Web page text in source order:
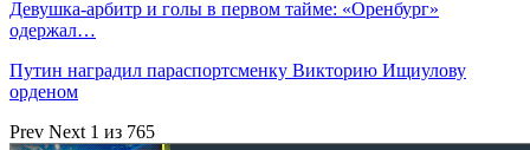
Девушка-арбитр и голы в первом тайме: «Оренбург»
одержал…
Путин наградил параспортсменку Викторию Ищиулову
орденом
Prev Next 1 из 765